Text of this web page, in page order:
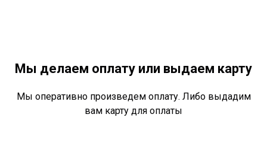
Мы делаем оплату или выдаем карту
Мы оперативно произведем оплату. Либо выдадим
вам карту для оплаты